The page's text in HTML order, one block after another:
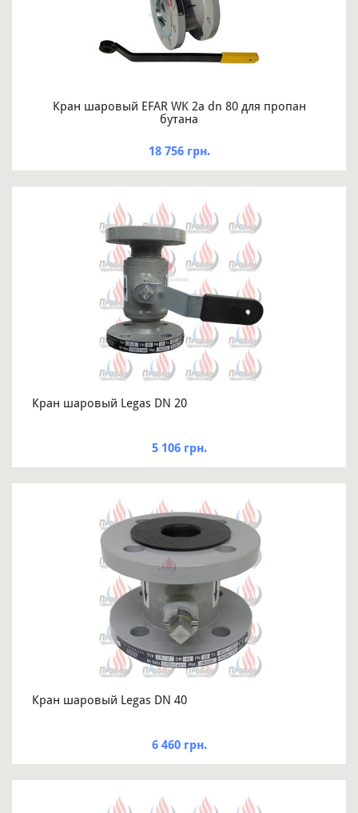
Кран шаровый EFAR WK 2a dn 80 для пропан
бутана
18 756 грн.
Кран шаровый Legas DN 20
5 106 грн.
Кран шаровый Legas DN 40
6 460 грн.